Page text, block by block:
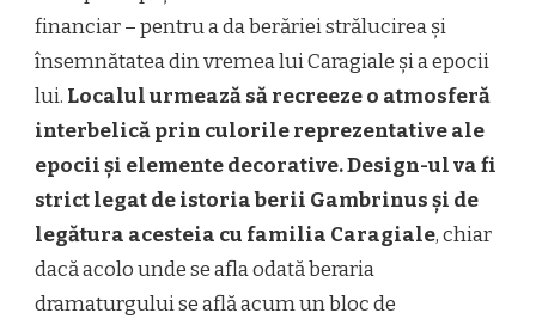
financiar – pentru a da berăriei strălucirea și
însemnătatea din vremea lui Caragiale și a epocii
lui. Localul urmează să recreeze o atmosferă
interbelică prin culorile reprezentative ale
epocii și elemente decorative. Design-ul va fi
strict legat de istoria berii Gambrinus și de
legătura acesteia cu familia Caragiale, chiar
dacă acolo unde se afla odată beraria
dramaturgului se află acum un bloc de